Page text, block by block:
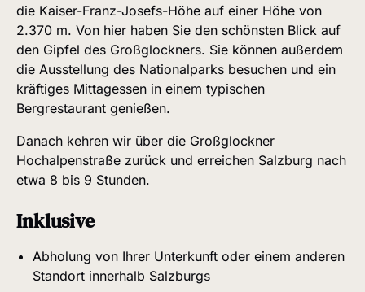
die Kaiser-Franz-Josefs-Höhe auf einer Höhe von
2.370 m. Von hier haben Sie den schönsten Blick auf
den Gipfel des Großglockners. Sie können außerdem
die Ausstellung des Nationalparks besuchen und ein
kräftiges Mittagessen in einem typischen
Bergrestaurant genießen.
Danach kehren wir über die Großglockner
Hochalpenstraße zurück und erreichen Salzburg nach
etwa 8 bis 9 Stunden.
Inklusive
Abholung von Ihrer Unterkunft oder einem anderen
Standort innerhalb Salzburgs